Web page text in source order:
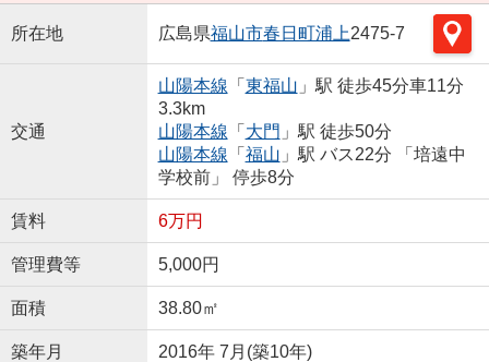
所在地 広島県福山市春日町浦上2475-7
交通
山陽本線 「 東福山 」駅 徒歩45分車11分
3.3km
山陽本線 「 大門 」駅 徒歩50分
山陽本線 「 福山 」駅 バス22分 「培遠中
学校前」 停歩8分
賃料 6万円
管理費等 5,000円
面積 38.80㎡
築年月 2016年 7月(築10年)